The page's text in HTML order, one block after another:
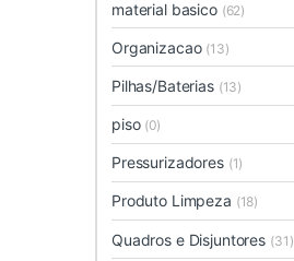
material basico (62)
Organizacao (13)
Pilhas/Baterias (13)
piso (0)
Pressurizadores (1)
Produto Limpeza (18)
Quadros e Disjuntores (31)